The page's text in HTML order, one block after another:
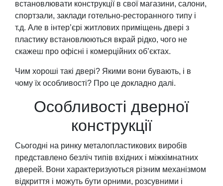
встановлювати конструкції в свої магазини, салони,
спортзали, заклади готельно-ресторанного типу і
т.д. Але в інтер’єрі житлових приміщень двері з
пластику встановлюються вкрай рідко, чого не
скажеш про офісні і комерційних об’єктах.
Чим хороші такі двері? Якими вони бувають, і в
чому їх особливості? Про це докладно далі.
Особливості дверної
конструкції
Сьогодні на ринку металопластикових виробів
представлено безліч типів вхідних і міжкімнатних
дверей. Вони характеризуються різним механізмом
відкриття і можуть бути орними, розсувними і